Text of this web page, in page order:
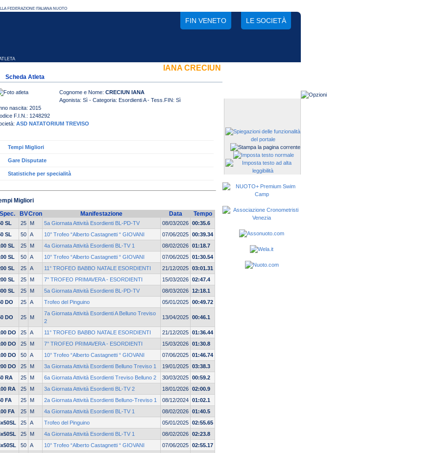
FIN VENETO LE SOCIETÀ
IANA CRECIUN
Scheda Atleta
Cognome e Nome: CRECIUN IANA
Agonista: Sì - Categoria: Esordienti A - Tess.FIN: Sì
nascita: 2015
F.I.N.: 1248292
ASD NATATORIUM TREVISO
Tempi Migliori
Gare Disputate
Statistiche per specialità
Migliori
Spec.
BVCron Manifestazione Data Tempo
SL 25 M 5a Giornata Attività Esordienti BL-PD-TV 08/03/2026 00:35.6
SL
50 A 10° Trofeo “Alberto Castagnetti “ GIOVANI 07/06/2025 00:39.34
SL
25 M 4a Giornata Attività Esordienti BL-TV 1 08/02/2026 01:18.7
SL
50 A 10° Trofeo “Alberto Castagnetti “ GIOVANI 07/06/2025 01:30.54
SL
25 A 11° TROFEO BABBO NATALE ESORDIENTI 21/12/2025 03:01.31
SL
25 M 7° TROFEO PRIMAVERA - ESORDIENTI 15/03/2026 02:47.4
SL
25 M 5a Giornata Attività Esordienti BL-PD-TV 08/03/2026 12:18.1
DO
25 A Trofeo del Pinguino 05/01/2025 00:49.72
DO 25 M
7a Giornata Attività Esordienti A Belluno Treviso
2
13/04/2025 00:46.1
DO 25 A 11° TROFEO BABBO NATALE ESORDIENTI 21/12/2025 01:36.44
DO
25 M 7° TROFEO PRIMAVERA - ESORDIENTI 15/03/2026 01:30.8
DO
50 A 10° Trofeo “Alberto Castagnetti “ GIOVANI 07/06/2025 01:46.74
DO
25 M 3a Giornata Attività Esordienti Belluno Treviso 1 19/01/2025 03:38.3
RA
25 M 6a Giornata Attività Esordienti Treviso Belluno 2 30/03/2025 00:59.2
RA
25 M 3a Giornata Attività Esordienti BL-TV 2 18/01/2026 02:00.9
FA
25 M 2a Giornata Attività Esordienti Belluno-Treviso 1 08/12/2024 01:02.1
FA
25 M 4a Giornata Attività Esordienti BL-TV 1 08/02/2026 01:40.5
25 A Trofeo del Pinguino 05/01/2025 02:55.65
25 M 4a Giornata Attività Esordienti BL-TV 1 08/02/2026 02:23.8
50 A 10° Trofeo “Alberto Castagnetti “ GIOVANI 07/06/2025 02:55.17